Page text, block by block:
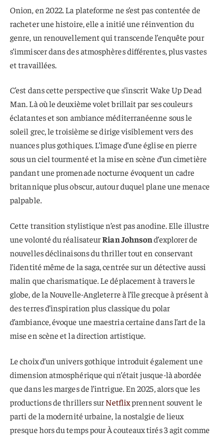
Onion, en 2022. La plateforme ne s’est pas contentée de
racheter une histoire, elle a initié une réinvention du
genre, un renouvellement qui transcende l’enquête pour
s’immiscer dans des atmosphères différentes, plus vastes
et travaillées.
C’est dans cette perspective que s’inscrit Wake Up Dead
Man. Là où le deuxième volet brillait par ses couleurs
éclatantes et son ambiance méditerranéenne sous le
soleil grec, le troisième se dirige visiblement vers des
nuances plus gothiques. L’image d’une église en pierre
sous un ciel tourmenté et la mise en scène d’un cimetière
pandant une promenade nocturne évoquent un cadre
britannique plus obscur, autour duquel plane une menace
palpable.
Cette transition stylistique n’est pas anodine. Elle illustre
une volonté du réalisateurRian Johnsond’explorer de
nouvelles déclinaisons du thriller tout en conservant
l’identité même de la saga, centrée sur un détective aussi
malin que charismatique. Le déplacement à travers le
globe, de la Nouvelle-Angleterre à l’île grecque à présent à
des terres d’inspiration plus classique du polar
d’ambiance, évoque une maestria certaine dans l’art de la
mise en scène et la direction artistique.
Le choix d’un univers gothique introduit également une
dimension atmosphérique qui n’était jusque-là abordée
que dans les marges de l’intrigue. En 2025, alors que les
productions de thrillers surNetflixprennent souvent le
parti de la modernité urbaine, la nostalgie de lieux
presque hors du temps pour À couteaux tirés 3 agit comme